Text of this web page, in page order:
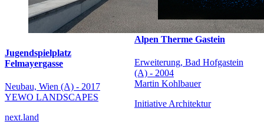
Jugendspielplatz
Felmayergasse
Neubau, Wien (A) - 2017
YEWO LANDSCAPES
next.land
Alpen Therme Gastein
Erweiterung, Bad Hofgastein
(A) - 2004
Martin Kohlbauer
Initiative Architektur